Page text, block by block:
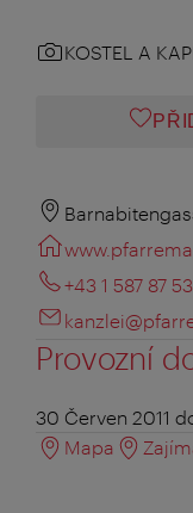
KOSTEL A
+43 1 587 87 53
Provozní
30 Červen 2011
Mapa